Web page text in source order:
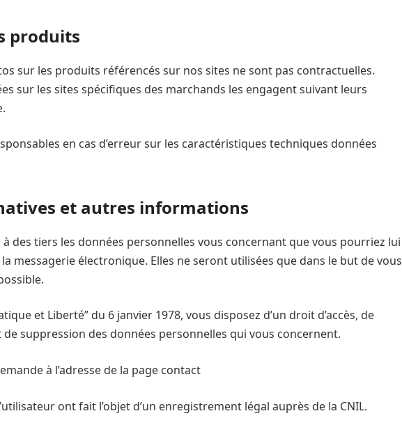
produits
sur les produits référencés sur nos sites ne sont pas contractuelles.
sur les sites spécifiques des marchands les engagent suivant leurs
en cas d’erreur sur les caractéristiques techniques données
et autres informations
à des tiers les données personnelles vous concernant que vous pourriez lui
messagerie électronique. Elles ne seront utilisées que dans le but de vous
et Liberté” du 6 janvier 1978, vous disposez d’un droit d’accès, de
suppression des données personnelles qui vous concernent.
à l’adresse de la page contact
ont fait l’objet d’un enregistrement légal auprès de la CNIL.